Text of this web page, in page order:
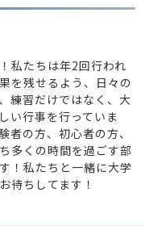
私たちは年2回行われ
を残せるよう、日々の
練習だけではなく、大
い行事を行っていま
者の方、初心者の方、
多くの時間を過ごす部
！私たちと一緒に大学
待ちしてます！